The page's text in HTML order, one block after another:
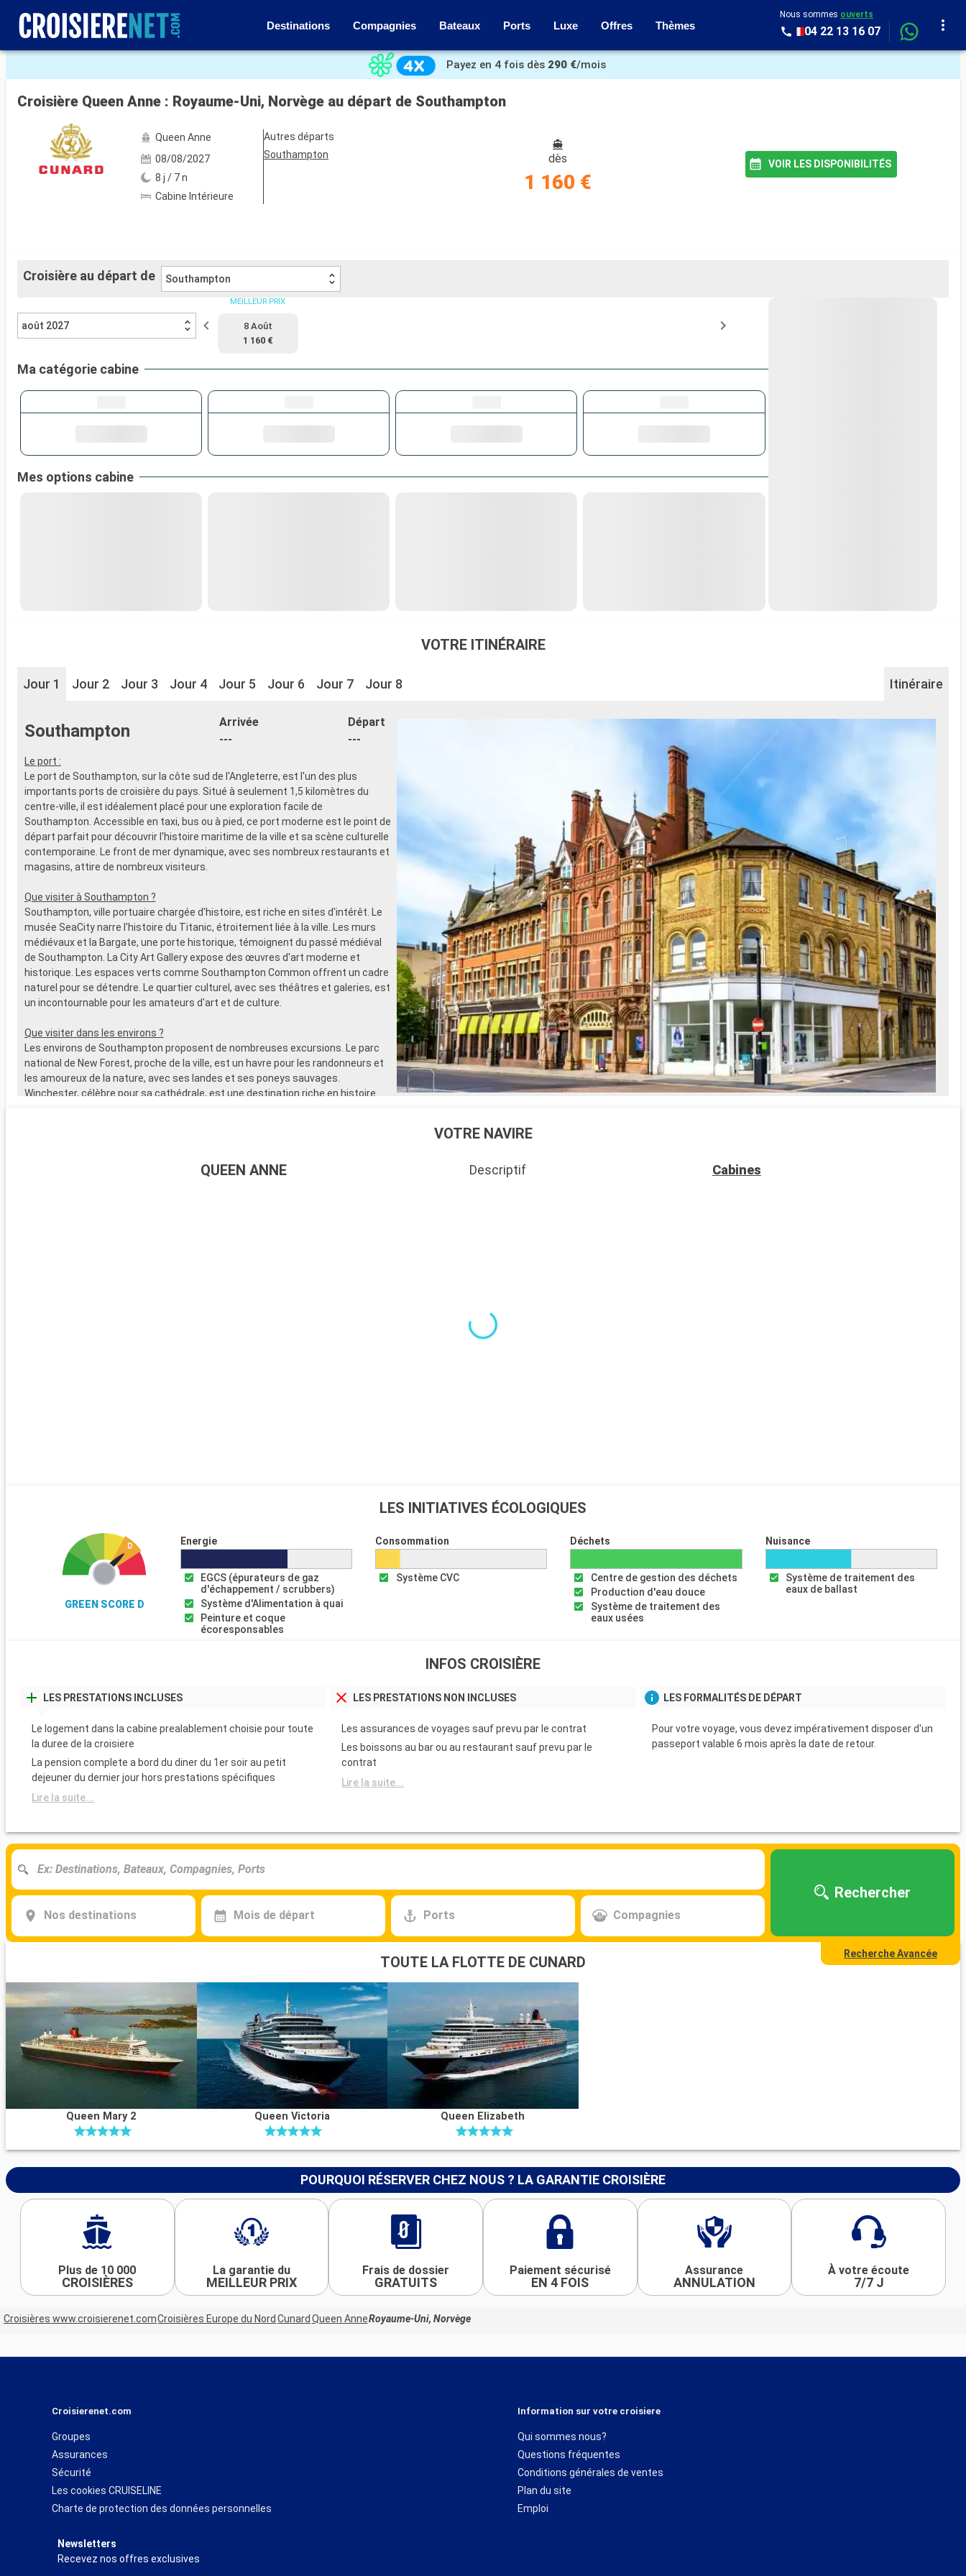
Destinations Compagnies Bateaux Ports Luxe Offres Thèmes
Nous sommes ouverts
04 22 13 16 07
Voir les 42 autres photos
Payez en 4 fois dès 290 €/mois
Croisière Queen Anne : Royaume-Uni, Norvège au départ de Southampton
Queen Anne
08/08/2027
8 j / 7 n
Cabine Intérieure
Autres départs
Southampton
dès
1 160 €
VOIR LES DISPONIBILITÉS
Croisière au départ de Southampton
août 2027
MEILLEUR PRIX
8 Août
1 160 €
Ma catégorie cabine
Mes options cabine
VOTRE ITINÉRAIRE
Jour 1 Jour 2 Jour 3 Jour 4 Jour 5 Jour 6 Jour 7 Jour 8 Itinéraire
Southampton
Arrivée
---
Départ
---
Le port :
Le port de Southampton, sur la côte sud de l'Angleterre, est l'un des plus
importants ports de croisière du pays. Situé à seulement 1,5 kilomètres du
centre-ville, il est idéalement placé pour une exploration facile de
Southampton. Accessible en taxi, bus ou à pied, ce port moderne est le point de
départ parfait pour découvrir l'histoire maritime de la ville et sa scène culturelle
contemporaine. Le front de mer dynamique, avec ses nombreux restaurants et
magasins, attire de nombreux visiteurs.
Que visiter à Southampton ?
Southampton, ville portuaire chargée d'histoire, est riche en sites d'intérêt. Le
musée SeaCity narre l'histoire du Titanic, étroitement liée à la ville. Les murs
médiévaux et la Bargate, une porte historique, témoignent du passé médiéval
de Southampton. La City Art Gallery expose des œuvres d'art moderne et
historique. Les espaces verts comme Southampton Common offrent un cadre
naturel pour se détendre. Le quartier culturel, avec ses théâtres et galeries, est
un incontournable pour les amateurs d'art et de culture.
Que visiter dans les environs ?
Les environs de Southampton proposent de nombreuses excursions. Le parc
national de New Forest, proche de la ville, est un havre pour les randonneurs et
les amoureux de la nature, avec ses landes et ses poneys sauvages.
Winchester, célèbre pour sa cathédrale, est une destination riche en histoire.
VOTRE NAVIRE
QUEEN ANNE Descriptif Cabines
LES INITIATIVES ÉCOLOGIQUES
GREEN SCORE D
Energie
EGCS (épurateurs de gaz
d'échappement / scrubbers)
Système d'Alimentation à quai
Peinture et coque
écoresponsables
Consommation
Système CVC
Déchets
Centre de gestion des déchets
Production d'eau douce
Système de traitement des
eaux usées
Nuisance
Système de traitement des
eaux de ballast
INFOS CROISIÈRE
LES PRESTATIONS INCLUSES
Le logement dans la cabine prealablement choisie pour toute
la duree de la croisiere
La pension complete a bord du diner du 1er soir au petit
dejeuner du dernier jour hors prestations spécifiques
Lire la suite...
LES PRESTATIONS NON INCLUSES
Les assurances de voyages sauf prevu par le contrat
Les boissons au bar ou au restaurant sauf prevu par le
contrat
Lire la suite...
LES FORMALITÉS DE DÉPART
Pour votre voyage, vous devez impérativement disposer d'un
passeport valable 6 mois après la date de retour.
Nos destinations Mois de départ Ports Compagnies
Rechercher
Recherche Avancée
TOUTE LA FLOTTE DE CUNARD
Queen Mary 2 Queen Victoria Queen Elizabeth
POURQUOI RÉSERVER CHEZ NOUS ? LA GARANTIE CROISIÈRE
Plus de 10 000
CROISIÈRES
La garantie du
MEILLEUR PRIX
Frais de dossier
GRATUITS
Paiement sécurisé
EN 4 FOIS
Assurance
ANNULATION
À votre écoute
7/7 J
Croisières www.croisierenet.comCroisières Europe du Nord Cunard Queen AnneRoyaume-Uni, Norvège
Croisierenet.com
Groupes
Assurances
Sécurité
Les cookies CRUISELINE
Charte de protection des données personnelles
Information sur votre croisiere
Qui sommes nous?
Questions fréquentes
Conditions générales de ventes
Plan du site
Emploi
Newsletters
Recevez nos offres exclusives